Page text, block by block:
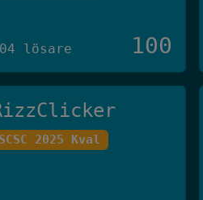
lösare 100
SCSC 2025 Kval